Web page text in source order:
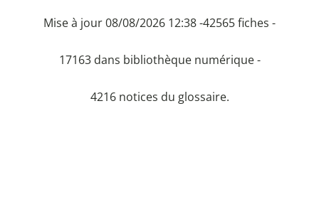
Mise à jour 08/08/2026 12:38 -42565 fiches -
17163 dans bibliothèque numérique -
4216 notices du glossaire.